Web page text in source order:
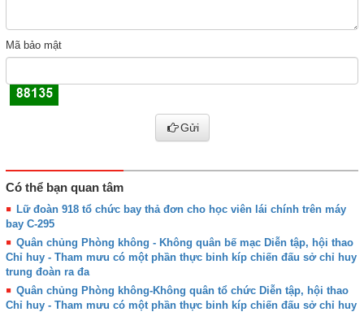
Mã bảo mật
Gửi
Có thể bạn quan tâm
Lữ đoàn 918 tổ chức bay thả đơn cho học viên lái chính trên máy
bay C-295
Quân chủng Phòng không - Không quân bế mạc Diễn tập, hội thao
Chỉ huy - Tham mưu có một phần thực binh kíp chiến đấu sở chỉ huy
trung đoàn ra đa
Quân chủng Phòng không-Không quân tổ chức Diễn tập, hội thao
Chỉ huy - Tham mưu có một phần thực binh kíp chiến đấu sở chỉ huy